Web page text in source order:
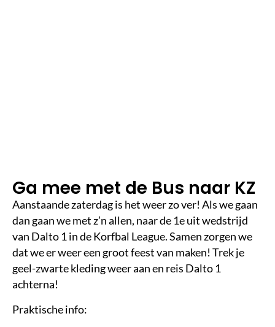
Ga mee met de Bus naar KZ
Aanstaande zaterdag is het weer zo ver! Als we gaan
dan gaan we met z’n allen, naar de 1e uit wedstrijd
van Dalto 1 in de Korfbal League. Samen zorgen we
dat we er weer een groot feest van maken! Trek je
geel-zwarte kleding weer aan en reis Dalto 1
achterna!
Praktische info: